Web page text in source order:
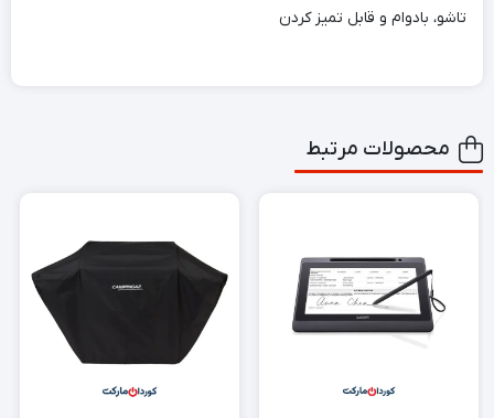
تاشو، بادوام و قابل تمیز کردن
محصولات مرتبط